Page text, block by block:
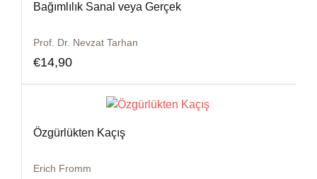
Bağımlılık Sanal veya Gerçek
Prof. Dr. Nevzat Tarhan
€14,90
Özgürlükten Kaçış
Erich Fromm